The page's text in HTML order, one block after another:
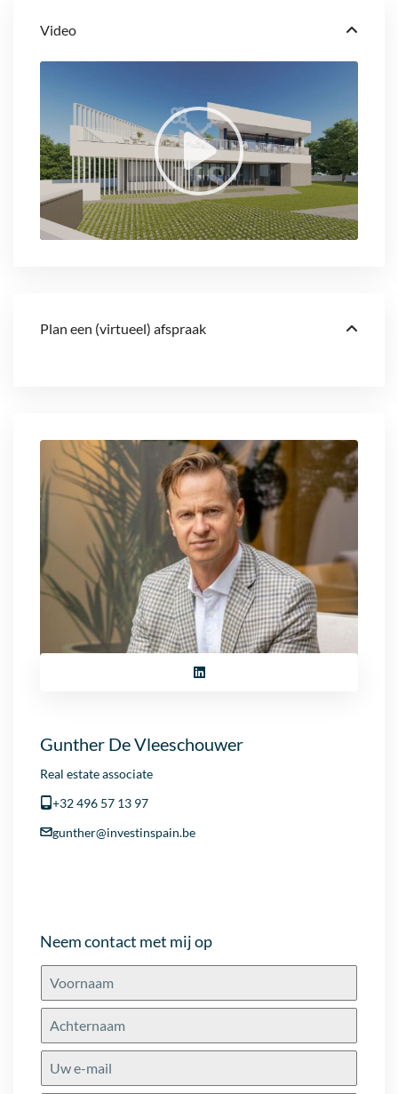
Video
Plan een (virtueel) afspraak
Gunther De Vleeschouwer
Real estate associate
+32 496 57 13 97
gunther@investinspain.be
Neem contact met mij op